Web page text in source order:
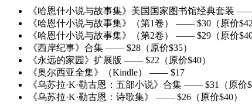
《哈恩什小说与故事集》美国国家图书馆经典套装 ——
《哈恩什小说与故事集》（第1卷） —— $30（原价
《哈恩什小说与故事集》（第2卷） —— $29（原价$40
《西岸纪事》合集 —— $28（原价$35）
《永远的家园》扩展版 —— $22（原价$40）
《奥尔西亚全集》（Kindle） —— $17
《乌苏拉·K·勒古恩：五部小说》合集 —— $31（原价
《乌苏拉·K·勒古恩：诗歌集》 —— $26（原价$40）